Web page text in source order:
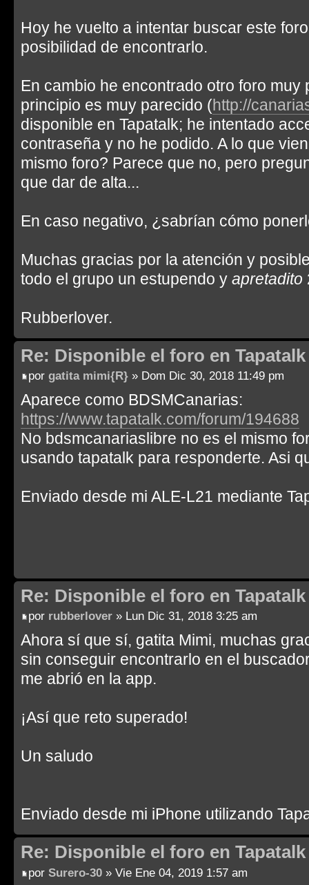
Hoy he vuelto a intentar buscar este
posibilidad de encontrarlo.
En cambio he encontrado otro foro muy
principio es muy parecido (http://
disponible en Tapatalk; he intentado
contraseña y no he podido. A lo que
mismo foro? Parece que no, pero
que dar de alta...
En caso negativo, ¿sabrían cómo
Muchas gracias por la atención y
todo el grupo un estupendo y apretadito
Rubberlover.
Re: Disponible el foro en
por gatita mimi{R} » Dom Dic 30, 2018 11:49 pm
Aparece como BDSMCanarias:
https://www.tapatalk.com/forum/194688
No bdsmcanariaslibre no es el mismo
usando tapatalk para responderte. Asi
Enviado desde mi ALE-L21 mediante
Re: Disponible el foro en
por rubberlover » Lun Dic 31, 2018 3:25 am
Ahora sí que sí, gatita Mimi, muchas
sin conseguir encontrarlo en el
me abrió en la app.
¡Así que reto superado!
Un saludo
Enviado desde mi iPhone utilizando
Re: Disponible el foro en
por Surero-30 » Vie Ene 04, 2019 1:57 am